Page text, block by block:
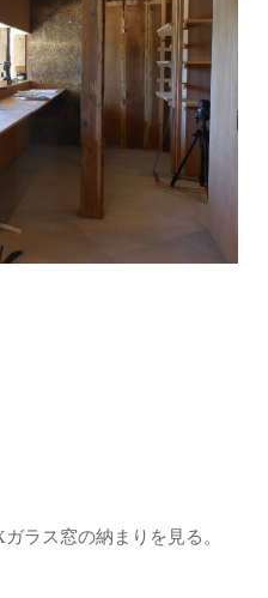
ラス窓の納まりを見る。